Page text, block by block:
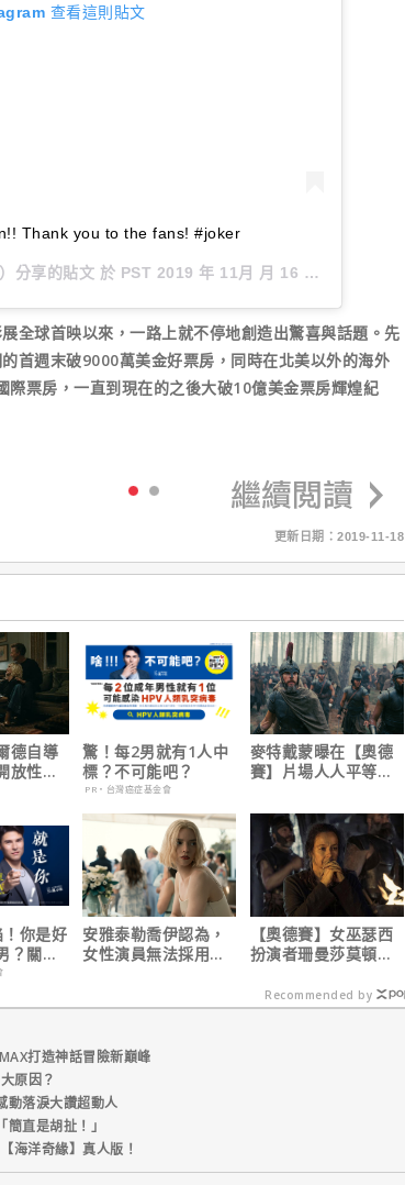
查看這則貼文
Thank you to the fans! #joker
分享的貼文 於 PST 2019 年 11月 月 16 日 上午 8:28
全球首映以來，一路上就不停地創造出驚喜與話題。先
首週末破9000萬美金好票房，同時在北美以外的海外
票房，一直到現在的之後大破10億美金票房輝煌紀
更新日期：2019-11-18
德自導
放性邀
驚！每2男就有1人中
標？不可能吧？
PR・台灣癌症基金會
麥特戴蒙曝在【奧德
賽】片場人人平等，
你是好
？關鍵
安雅泰勒喬伊認為，
女性演員無法採用方
【奧德賽】女巫瑟西
扮演者珊曼莎莫頓曝
戲！
Recommended by
打造神話冒險新巔峰
原因？
動落淚大讚超動人
直是胡扯！」
海洋奇緣】真人版！